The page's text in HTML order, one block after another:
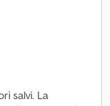
salvi. La